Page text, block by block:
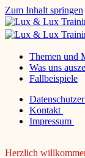
Zum Inhalt springen
Themen und
Was uns
Fallbeispiele
Kontakt
Impressum
Herzlich